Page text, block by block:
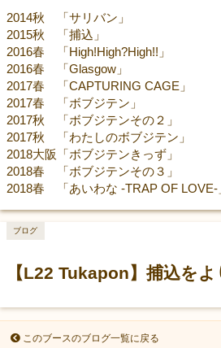
2014秋 「サリバン」
2015秋 「捕込」
2016春 「High!High?High!!」
2016春 「Glasgow」
2017春 「CAPTURING CAGE」
2017春 「ボブジテン」
2017秋 「ボブジテンその２」
2017秋 「わたしのボブジテン」
2018大阪「ボブジテンきっず」
2018春 「ボブジテンその３」
2018春 「あいわな -TRAP OF LOVE-
【L22 Tukapon】捕込をよ
ブログ
このブースのブログ一覧に戻る